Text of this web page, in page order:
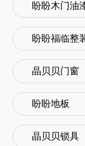
盼盼木门油
盼盼福临整
晶贝贝门窗
盼盼地板
晶贝贝锁具